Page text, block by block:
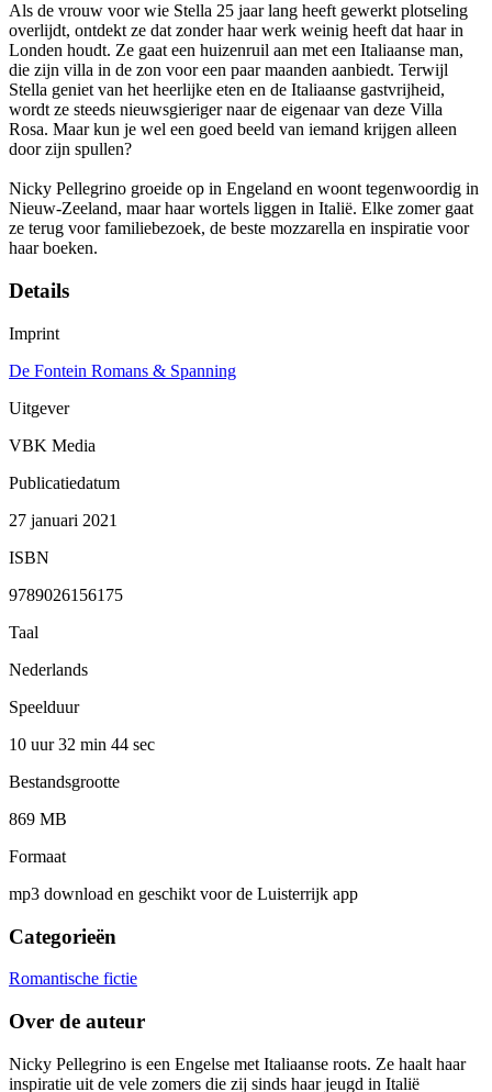
Als de vrouw voor wie Stella 25 jaar lang heeft gewerkt plotseling
overlijdt, ontdekt ze dat zonder haar werk weinig heeft dat haar in
Londen houdt. Ze gaat een huizenruil aan met een Italiaanse man,
die zijn villa in de zon voor een paar maanden aanbiedt. Terwijl
Stella geniet van het heerlijke eten en de Italiaanse gastvrijheid,
wordt ze steeds nieuwsgieriger naar de eigenaar van deze Villa
Rosa. Maar kun je wel een goed beeld van iemand krijgen alleen
door zijn spullen?
Nicky Pellegrino groeide op in Engeland en woont tegenwoordig in
Nieuw-Zeeland, maar haar wortels liggen in Italië. Elke zomer gaat
ze terug voor familiebezoek, de beste mozzarella en inspiratie voor
haar boeken.
Details
Imprint
De Fontein Romans & Spanning
Uitgever
VBK Media
Publicatiedatum
27 januari 2021
ISBN
9789026156175
Taal
Nederlands
Speelduur
10 uur 32 min 44 sec
Bestandsgrootte
869 MB
Formaat
mp3 download en geschikt voor de Luisterrijk app
Categorieën
Romantische fictie
Over de auteur
Nicky Pellegrino is een Engelse met Italiaanse roots. Ze haalt haar
inspiratie uit de vele zomers die zij sinds haar jeugd in Italië